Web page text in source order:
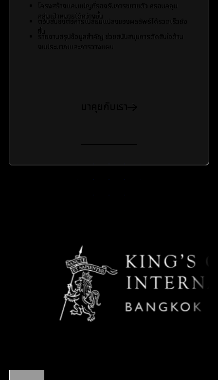
โครงสร้างแคมเปญที่รองรับการขยายตัว ครอบคลุม
กลุ่มเป้าหมายได้กว้างขึ้น
ตอบสนองต่อการเปลี่ยนแปลงของผลลัพธ์ได้รวดเร็วยิ่ง
ขึ้น
รายงานสรุปข้อมูลสำคัญ ช่วยสนับสนุนการตัดสินใจด้าน
งบประมาณและการวางแผน
มาคุยกับเรา